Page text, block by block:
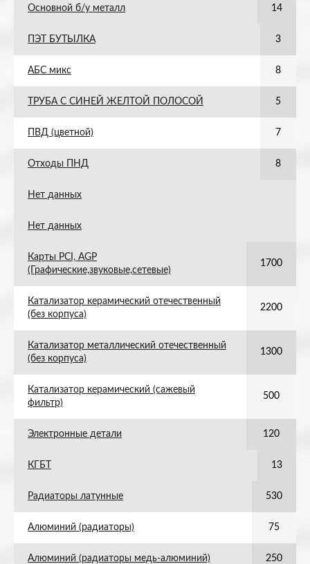
Основной б/у металл 14
ПЭТ БУТЫЛКА 3
АБС микс 8
ТРУБА С СИНЕЙ ЖЕЛТОЙ ПОЛОСОЙ 5
ПВД (цветной) 7
Отходы ПНД 8
Нет данных
Нет данных
Карты PCI, AGP
(Графические,звуковые,сетевые)
1700
Катализатор керамический отечественный
(без корпуса)
2200
Катализатор металлический отечественный
(без корпуса)
1300
Катализатор керамический (сажевый
фильтр)
500
Электронные детали 120
КГБТ 13
Радиаторы латунные 530
Алюминий (радиаторы) 75
Алюминий (радиаторы медь-алюминий) 250